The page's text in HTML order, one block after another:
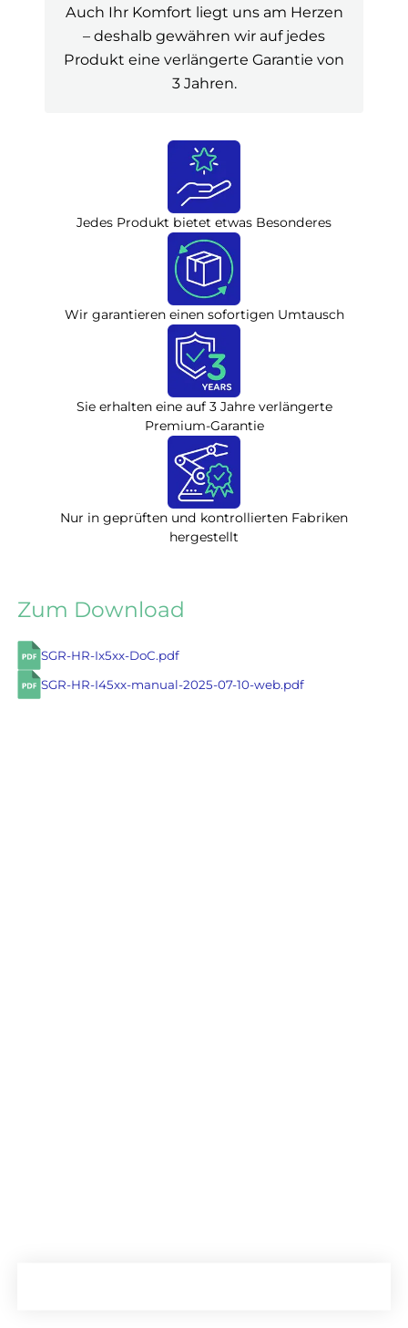
Auch Ihr Komfort liegt uns am Herzen
– deshalb gewähren wir auf jedes
Produkt eine verlängerte Garantie von
3 Jahren.
Jedes Produkt bietet etwas Besonderes
Wir garantieren einen sofortigen Umtausch
Sie erhalten eine auf 3 Jahre verlängerte
Premium-Garantie
Nur in geprüften und kontrollierten Fabriken
hergestellt
Zum Download
SGR-HR-Ix5xx-DoC.pdf
SGR-HR-I45xx-manual-2025-07-10-web.pdf